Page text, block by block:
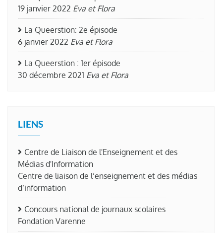
19 janvier 2022 Eva et Flora
La Queerstion: 2e épisode
6 janvier 2022 Eva et Flora
La Queerstion : 1er épisode
30 décembre 2021 Eva et Flora
LIENS
Centre de Liaison de l'Enseignement et des
Médias d'Information
Centre de liaison de l’enseignement et des médias
d’information
Concours national de journaux scolaires
Fondation Varenne